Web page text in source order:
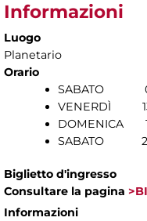
Informazioni
Luogo
Planetario
Orario
SABATO
VENERDÌ
DOMENICA
SABATO
Biglietto d'ingresso
Consultare la pagina
Informazioni